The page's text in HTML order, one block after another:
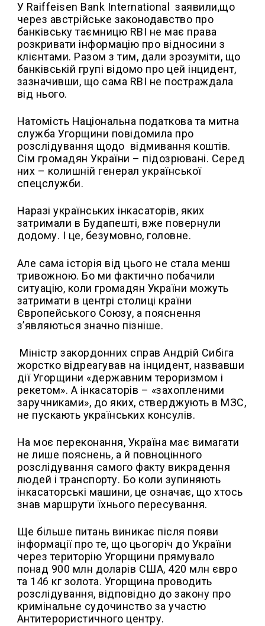
У Raiffeisen Bank International
заявили,що
через австрійське законодавство про
банківську таємницю RBI не має права
розкривати інформацію про відносини з
клієнтами. Разом з тим, дали зрозуміти, що
банківській групі відомо про цей інцидент,
зазначивши, що сама RBI не постраждала
від нього.
Натомість Національна податкова та митна
служба Угорщини повідомила про
розслідування щодо відмивання коштів.
Сім громадян України – підозрювані. Серед
них – колишній генерал української
спецслужби.
Наразі українських інкасаторів, яких
затримали в Будапешті, вже повернули
додому. І це, безумовно, головне.
Але сама історія від цього не стала менш
тривожною. Бо ми фактично побачили
ситуацію, коли громадян України можуть
затримати в центрі столиці країни
Європейського Союзу, а пояснення
з’являються значно пізніше.
Міністр закордонних справ Андрій Сибіга
жорстко відреагував на інцидент, назвавши
дії Угорщини «державним тероризмом і
рекетом». А інкасаторів – «захопленими
заручниками», до яких, стверджують в МЗС,
не пускають українських консулів.
На моє переконання, Україна має вимагати
не лише пояснень, а й повноцінного
розслідування самого факту викрадення
людей і транспорту. Бо коли зупиняють
інкасаторські машини, це означає, що хтось
знав маршрути їхнього пересування.
Ще більше питань виникає після появи
інформації про те, що цьогоріч до України
через територію Угорщини прямувало
понад 900 млн доларів США, 420 млн євро
та 146 кг золота. Угорщина проводить
розслідування, відповідно до закону про
кримінальне судочинство за участю
Антитерористичного центру.